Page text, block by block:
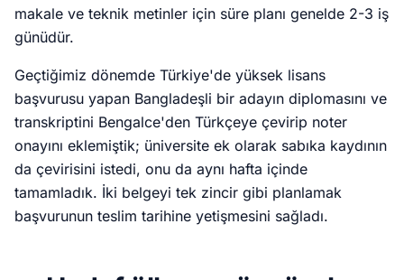
makale ve teknik metinler için süre planı genelde 2-3 iş
günüdür.
Geçtiğimiz dönemde Türkiye'de yüksek lisans
başvurusu yapan Bangladeşli bir adayın diplomasını ve
transkriptini Bengalce'den Türkçeye çevirip noter
onayını eklemiştik; üniversite ek olarak sabıka kaydının
da çevirisini istedi, onu da aynı hafta içinde
tamamladık. İki belgeyi tek zincir gibi planlamak
başvurunun teslim tarihine yetişmesini sağladı.